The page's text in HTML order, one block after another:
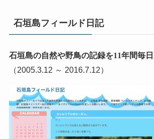
石垣島フィールド日記
石垣島の自然や野鳥の記録を11年間毎日
（2005.3.12 ～ 2016.7.12）